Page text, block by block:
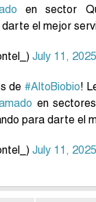
en sector
el mejor
July 11, 2025
de #AltoBiobio!
en
para darte el
July 11, 2025